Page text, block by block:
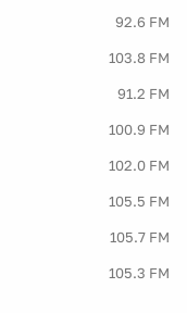
92.6 FM
103.8 FM
91.2 FM
100.9 FM
102.0 FM
105.5 FM
105.7 FM
105.3 FM